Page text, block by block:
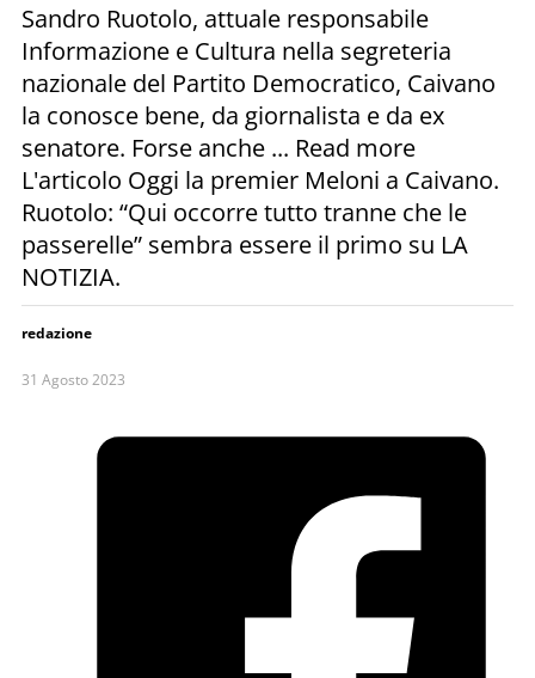
Sandro Ruotolo, attuale responsabile
Informazione e Cultura nella segreteria
nazionale del Partito Democratico, Caivano
la conosce bene, da giornalista e da ex
senatore. Forse anche ... Read more
L'articolo Oggi la premier Meloni a Caivano.
Ruotolo: “Qui occorre tutto tranne che le
passerelle” sembra essere il primo su LA
NOTIZIA.
redazione
31 Agosto 2023